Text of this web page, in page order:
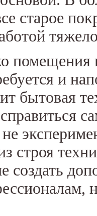
старое
помещения
и
бытовая
строя
создать